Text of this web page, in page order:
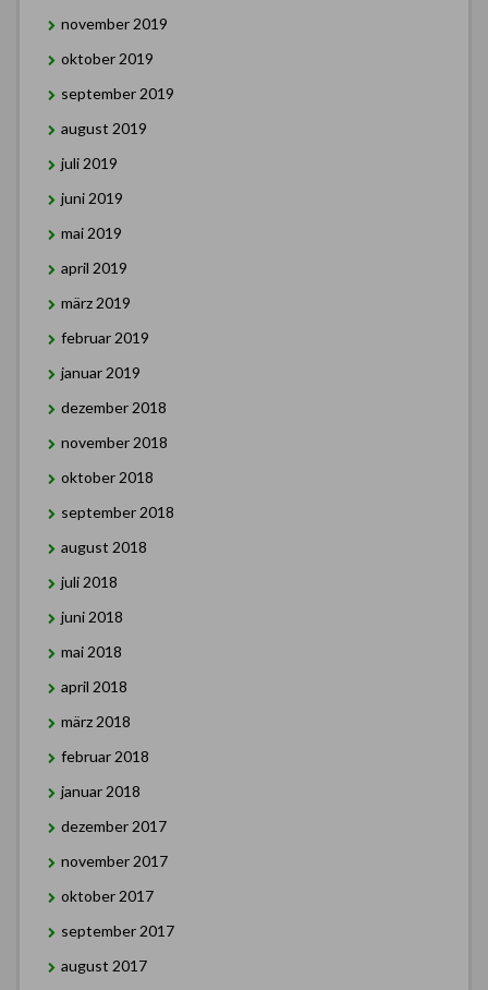
november 2019
oktober 2019
september 2019
august 2019
juli 2019
juni 2019
mai 2019
april 2019
märz 2019
februar 2019
januar 2019
dezember 2018
november 2018
oktober 2018
september 2018
august 2018
juli 2018
juni 2018
mai 2018
april 2018
märz 2018
februar 2018
januar 2018
dezember 2017
november 2017
oktober 2017
september 2017
august 2017